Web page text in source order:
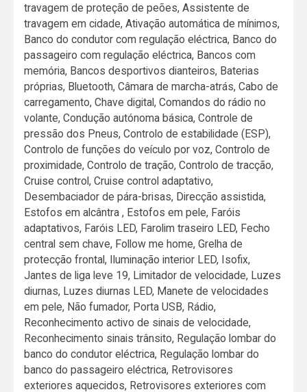
travagem de proteção de peões, Assistente de
travagem em cidade, Ativação automática de mínimos,
Banco do condutor com regulação eléctrica, Banco do
passageiro com regulação eléctrica, Bancos com
memória, Bancos desportivos dianteiros, Baterias
próprias, Bluetooth, Câmara de marcha-atrás, Cabo de
carregamento, Chave digital, Comandos do rádio no
volante, Condução autónoma básica, Controle de
pressão dos Pneus, Controlo de estabilidade (ESP),
Controlo de funções do veículo por voz, Controlo de
proximidade, Controlo de tração, Controlo de tracção,
Cruise control, Cruise control adaptativo,
Desembaciador de pára-brisas, Direcção assistida,
Estofos em alcântra , Estofos em pele, Faróis
adaptativos, Faróis LED, Farolim traseiro LED, Fecho
central sem chave, Follow me home, Grelha de
protecção frontal, Iluminação interior LED, Isofix,
Jantes de liga leve 19, Limitador de velocidade, Luzes
diurnas, Luzes diurnas LED, Manete de velocidades
em pele, Não fumador, Porta USB, Rádio,
Reconhecimento activo de sinais de velocidade,
Reconhecimento sinais trânsito, Regulação lombar do
banco do condutor eléctrica, Regulação lombar do
banco do passageiro eléctrica, Retrovisores
exteriores aquecidos, Retrovisores exteriores com